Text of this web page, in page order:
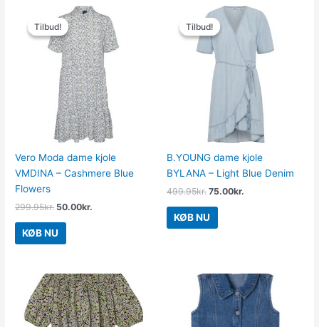
Tilbud!
Tilbud!
Vero Moda dame kjole
VMDINA – Cashmere Blue
Flowers
299.95kr.
Den
oprindelige
pris
var:
299.95kr..
50.00kr.
Den
aktuelle
pris
er:
50.00kr..
KØB NU
Tilbud!
Tilbud!
B.YOUNG dame kjole
BYLANA – Light Blue Denim
499.95kr.
Den
oprindelige
pris
var:
499.95kr..
75.00kr.
Den
aktuelle
75.00kr..
KØB NU